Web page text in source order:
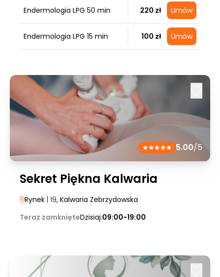
Endermologia LPG 50 min 220 zł Umów
Endermologia LPG 15 min 100 zł Umów
5.00/5
Sekret Piękna Kalwaria
Rynek | 19, Kalwaria Zebrzydowska
Teraz zamknięteDzisiaj:09:00-19:00